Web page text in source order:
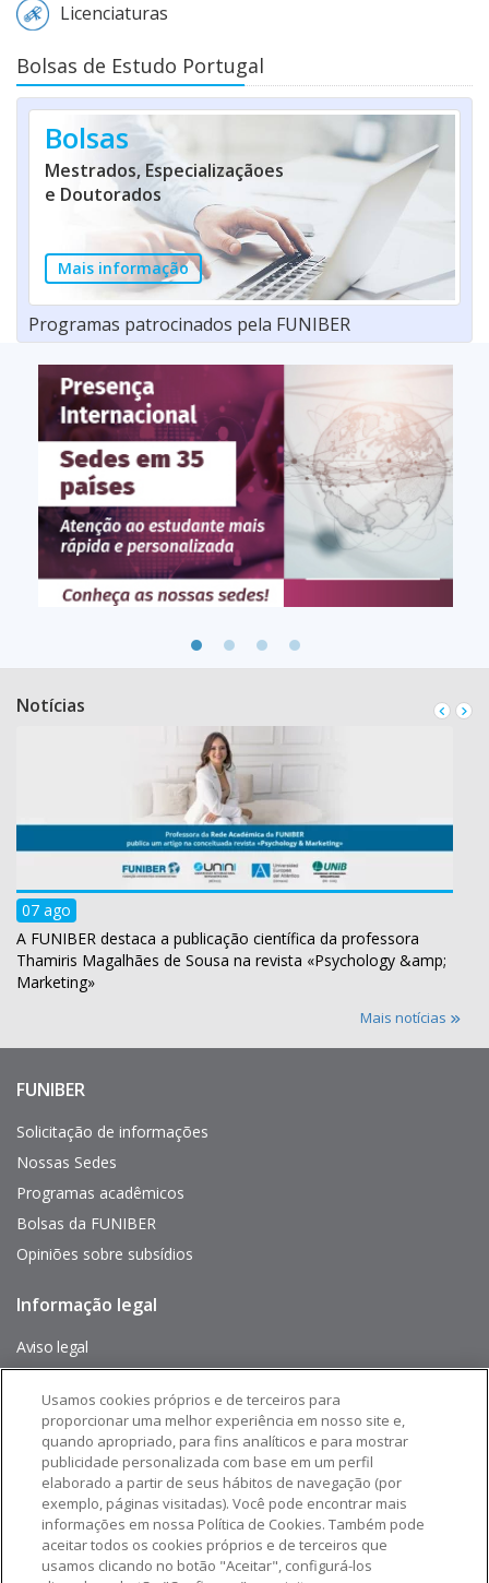
Licenciaturas
Bolsas de Estudo Portugal
Bolsas
Mestrados, Especializaçãoes
e Doutorados
Mais informação
Programas patrocinados pela FUNIBER
Notícias
07 ago
A FUNIBER destaca a publicação científica da professora
Thamiris Magalhães de Sousa na revista «Psychology &amp;
Marketing»
Mais notícias
Enlaces
interés
FUNIBER
Solicitação de informações
Nossas Sedes
Programas acadêmicos
Bolsas da FUNIBER
Opiniões sobre subsídios
Pie
página
Informação legal
Aviso legal
Mapa do site
Siga-nos em:
Usamos cookies próprios e de terceiros para
proporcionar uma melhor experiência em nosso site e,
quando apropriado, para fins analíticos e para mostrar
publicidade personalizada com base em um perfil
elaborado a partir de seus hábitos de navegação (por
exemplo, páginas visitadas). Você pode encontrar mais
informações em nossa Política de Cookies. Também pode
aceitar todos os cookies próprios e de terceiros que
usamos clicando no botão "Aceitar", configurá-los